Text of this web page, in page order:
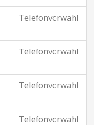
Telefonvorwahl
Telefonvorwahl
Telefonvorwahl
Telefonvorwahl